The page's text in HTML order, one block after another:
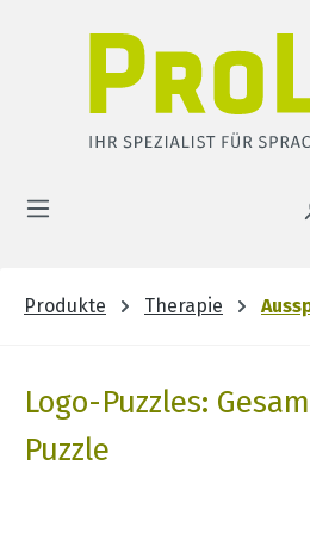
Produkte Therapie
Logo-Puzzles:
Puzzle